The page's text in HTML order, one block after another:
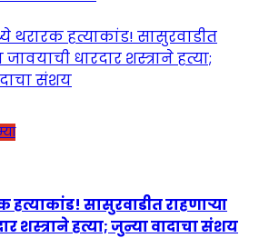
हत्याकांड! सासुरवाडीत राहणाऱ्या
शस्त्राने हत्या; जुन्या वादाचा संशय